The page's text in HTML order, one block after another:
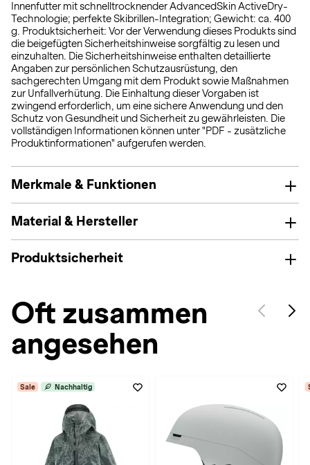
Innenfutter mit schnelltrocknender AdvancedSkin ActiveDry-
Technologie; perfekte Skibrillen-Integration; Gewicht: ca. 400
g. Produktsicherheit: Vor der Verwendung dieses Produkts sind
die beigefügten Sicherheitshinweise sorgfältig zu lesen und
einzuhalten. Die Sicherheitshinweise enthalten detaillierte
Angaben zur persönlichen Schutzausrüstung, den
sachgerechten Umgang mit dem Produkt sowie Maßnahmen
zur Unfallverhütung. Die Einhaltung dieser Vorgaben ist
zwingend erforderlich, um eine sichere Anwendung und den
Schutz von Gesundheit und Sicherheit zu gewährleisten. Die
vollständigen Informationen können unter "PDF - zusätzliche
Produktinformationen" aufgerufen werden.
Merkmale & Funktionen
Material & Hersteller
Produktsicherheit
Oft zusammen
angesehen
Sale Nachhaltig